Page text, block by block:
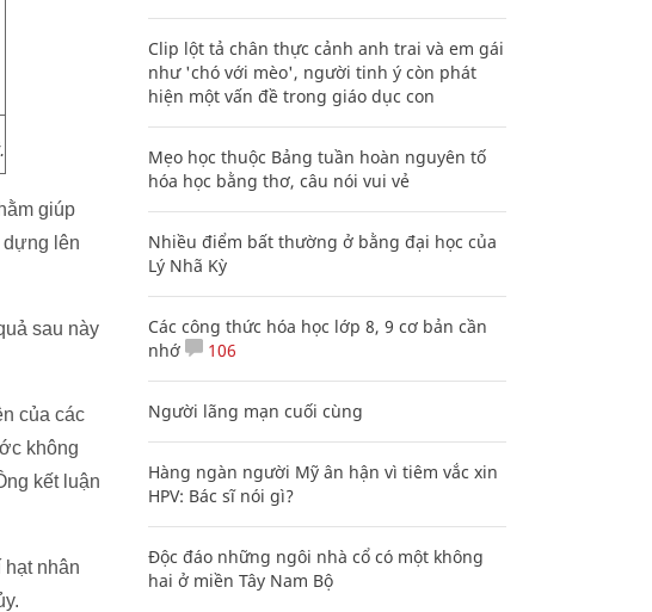
giúp
dựng lên
sau này
của các
không
kết luận
nhân
Clip lột tả chân thực cảnh anh trai và em gái
như 'chó với mèo', người tinh ý còn phát
hiện một vấn đề trong giáo dục con
Mẹo học thuộc Bảng tuần hoàn nguyên tố
hóa học bằng thơ, câu nói vui vẻ
Nhiều điểm bất thường ở bằng đại học của
Lý Nhã Kỳ
Các công thức hóa học lớp 8, 9 cơ bản cần
nhớ
106
Người lãng mạn cuối cùng
Hàng ngàn người Mỹ ân hận vì tiêm vắc xin
HPV: Bác sĩ nói gì?
Độc đáo những ngôi nhà cổ có một không
hai ở miền Tây Nam Bộ